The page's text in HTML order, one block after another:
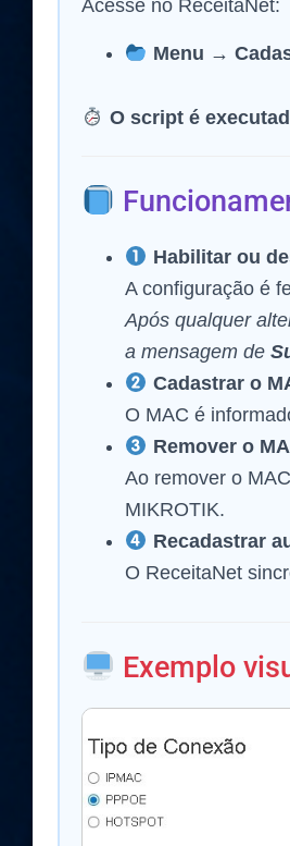
Acesse no ReceitaNet:
Menu →
O script é
Habilitar ou
A configuração é
Após qualquer
a mensagem de
Cadastrar o
O MAC é
Remover o
Ao remover o
MIKROTIK.
Recadastrar
O ReceitaNet
Exemplo